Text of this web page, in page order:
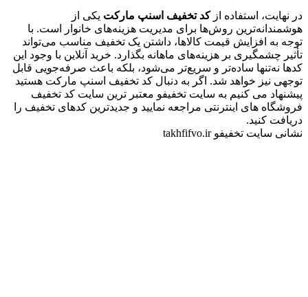
در نهایت، استفاده ازکد تخفیف اسنپ مارکت یکی از
هوشمندانه‌ترین روش‌ها برای مدیریت هزینه‌های خانوار است. با
توجه به افزایش قیمت کالاها، داشتن یک تخفیف مناسب می‌تواند
تأثیر چشمگیری بر هزینه‌های ماهانه بگذارد. خرید آنلاین با وجود این
کدها نه‌تنها ساده‌تر و سریع‌تر می‌شود، بلکه باعث صرفه‌جویی قابل
توجهی نیز خواهد شد. اگر به دنبال کد تخفیف اسنپ مارکت هستید
پیشنهاد می کنیم به سایت تخفیفو معتبر ترین سایت کد تخفیف
فروشگاه های اینترنتی مراجعه نمایید و جدیدترین کدهای تخفیف را
دریافت کنید.
نشانی سایت تخفیفو takhfifvo.ir